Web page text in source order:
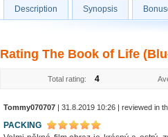
Description Synopsis
Rating The Book of Life
Total rating: 4
Tommy070707 | 31.8.2019 10:26 | reviewed in
PACKING